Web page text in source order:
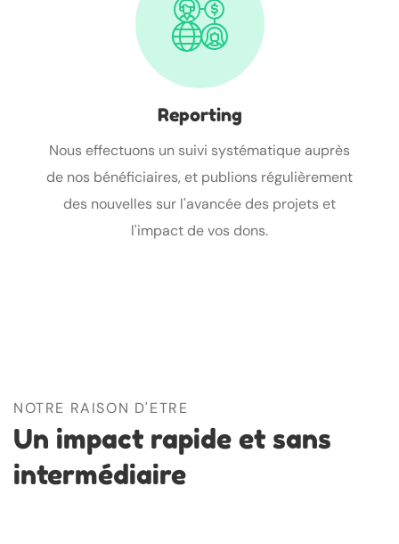
Reporting
Nous effectuons un suivi systématique auprès
de nos bénéficiaires, et publions régulièrement
des nouvelles sur l'avancée des projets et
l'impact de vos dons.
NOTRE RAISON D'ETRE
Un impact rapide et sans
intermédiaire